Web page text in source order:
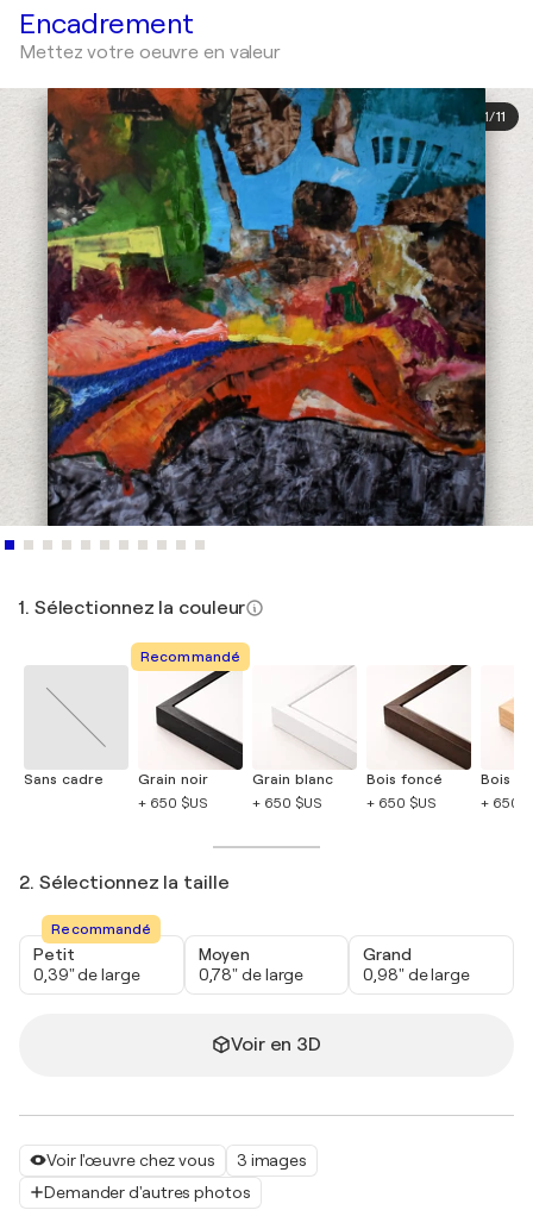
Voir l'œuvre chez vous
3 images
Demander d'autres photos
Encadrement
Mettez votre oeuvre en valeur
1/11
1. Sélectionnez la couleur
Sans cadre
Recommandé
Grain noir
+ 650 $US
Grain blanc
+ 650 $US
Bois foncé
+ 650 $US
Bois
+ 650
2. Sélectionnez la taille
Recommandé
Petit
0,39" de large
Moyen
0,78" de large
Grand
0,98" de large
Voir en 3D